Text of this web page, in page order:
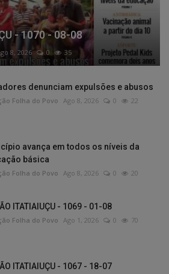
- 1070 - 08-08
8, 2026 0 35
denunciam expulsões e abusos
Folha do Povo Ago 8, 2026 0 22
avança em todos os níveis da
básica
Folha do Povo Ago 8, 2026 0 20
ITATIAIUÇU - 1069 - 01-08
Folha do Povo Ago 1, 2026 0 70
ITATIAIUÇU - 1067 - 18-07